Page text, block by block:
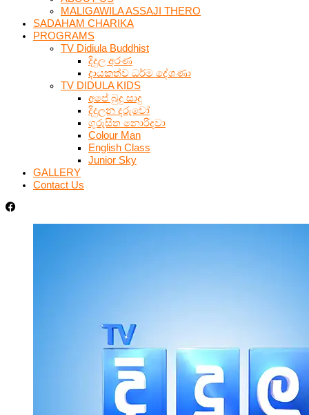
MALIGAWILA ASSAJI THERO
SADAHAM CHARIKA
PROGRAMS
TV Didiula Buddhist
දිදුල අරණ
දායකත්ව ධර්ම දේශණා
TV DIDULA KIDS
අපේ බුදු සාදු
දිදුලන දරුවෝ
ගුරුසිත නොරිදවා
Colour Man
English Class
Junior Sky
GALLERY
Contact Us